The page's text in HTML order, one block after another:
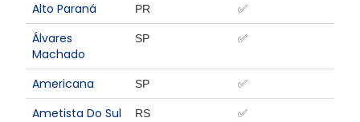
Alto Paraná PR ✅
Álvares
Machado
SP ✅
Americana SP ✅
Ametista Do Sul RS ✅